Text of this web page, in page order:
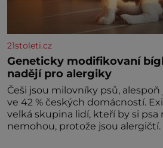
21stoleti.cz
Geneticky modifikovaní
nadějí pro alergiky
Češi jsou milovníky psů,
ve 42 % českých domácností.
velká skupina lidí, kteří by si psa
nemohou, protože jsou alergičtí.